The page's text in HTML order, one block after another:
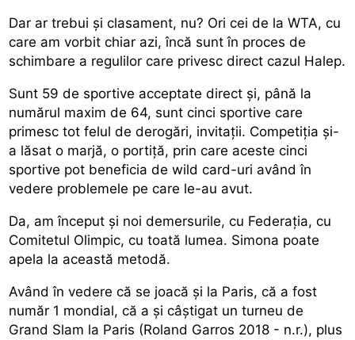
Dar ar trebui și clasament, nu? Ori cei de la WTA, cu
care am vorbit chiar azi, încă sunt în proces de
schimbare a regulilor care privesc direct cazul Halep.
Sunt 59 de sportive acceptate direct și, până la
numărul maxim de 64, sunt cinci sportive care
primesc tot felul de derogări, invitații. Competiția și-
a lăsat o marjă, o portiță, prin care aceste cinci
sportive pot beneficia de wild card-uri având în
vedere problemele pe care le-au avut.
Da, am început și noi demersurile, cu Federația, cu
Comitetul Olimpic, cu toată lumea. Simona poate
apela la această metodă.
Având în vedere că se joacă și la Paris, că a fost
număr 1 mondial, că a și câștigat un turneu de
Grand Slam la Paris (Roland Garros 2018 - n.r.), plus